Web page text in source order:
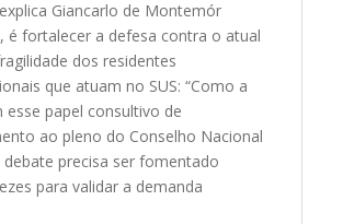
Giancarlo de Montemór
é fortalecer a defesa contra o atual
dos residentes
que atuam no SUS: “Como a
esse papel consultivo de
ao pleno do Conselho Nacional
debate precisa ser fomentado
para validar a demanda